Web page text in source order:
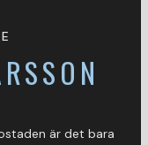
är det bara